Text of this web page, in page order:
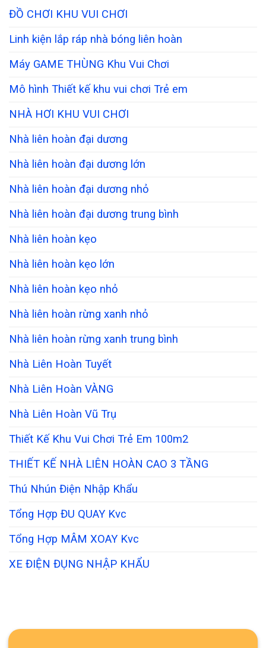
ĐỒ CHƠI KHU VUI CHƠI
Linh kiện lắp ráp nhà bóng liên hoàn
Máy GAME THÙNG Khu Vui Chơi
Mô hình Thiết kế khu vui chơi Trẻ em
NHÀ HƠI KHU VUI CHƠI
Nhà liên hoàn đại dương
Nhà liên hoàn đại dương lớn
Nhà liên hoàn đại dương nhỏ
Nhà liên hoàn đại dương trung bình
Nhà liên hoàn kẹo
Nhà liên hoàn kẹo lớn
Nhà liên hoàn kẹo nhỏ
Nhà liên hoàn rừng xanh nhỏ
Nhà liên hoàn rừng xanh trung bình
Nhà Liên Hoàn Tuyết
Nhà Liên Hoàn VÀNG
Nhà Liên Hoàn Vũ Trụ
Thiết Kế Khu Vui Chơi Trẻ Em 100m2
THIẾT KẾ NHÀ LIÊN HOÀN CAO 3 TẦNG
Thú Nhún Điện Nhập Khẩu
Tổng Hợp ĐU QUAY Kvc
Tổng Hợp MÂM XOAY Kvc
XE ĐIỆN ĐỤNG NHẬP KHẨU